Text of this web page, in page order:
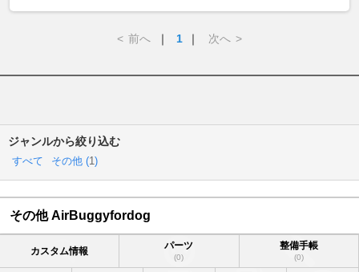
< 前へ ｜ 1 ｜ 次へ >
ジャンルから絞り込む
すべて その他 (1)
その他 AirBuggyfordog
カスタム情報 パーツ
(0)
整備手帳
(0)